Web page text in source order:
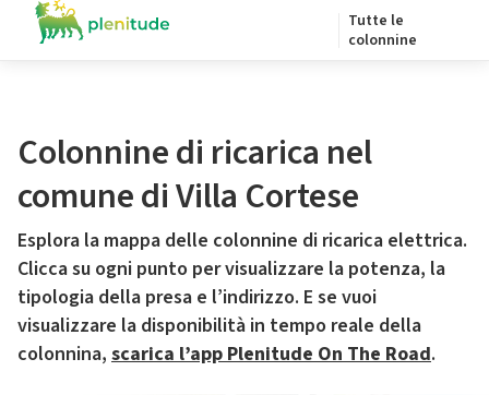
Tutte le
colonnine
Colonnine di ricarica nel
comune di Villa Cortese
Esplora la mappa delle colonnine di ricarica elettrica.
Clicca su ogni punto per visualizzare la potenza, la
tipologia della presa e l’indirizzo. E se vuoi
visualizzare la disponibilità in tempo reale della
colonnina, scarica l’app Plenitude On The Road.